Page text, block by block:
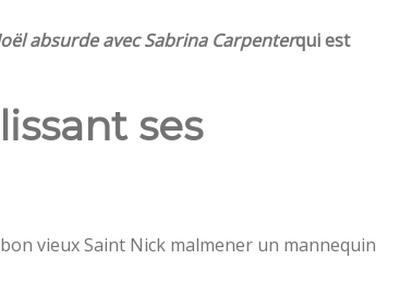
absurde avec Sabrina Carpenterqui est
ses
vieux Saint Nick malmener un mannequin